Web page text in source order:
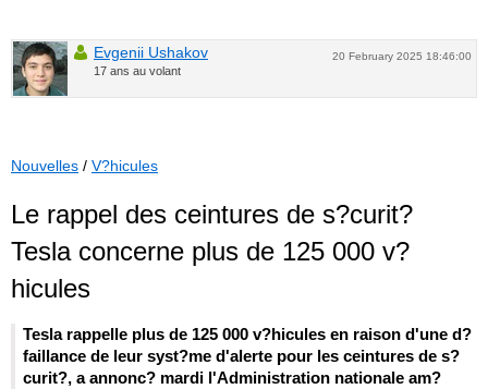
20 February 2025 18:46:00
Evgenii Ushakov
17 ans au volant
Nouvelles / V?hicules
Le rappel des ceintures de s?curit?
Tesla concerne plus de 125 000 v?
hicules
Tesla rappelle plus de 125 000 v?hicules en raison d'une d?
faillance de leur syst?me d'alerte pour les ceintures de s?
curit?, a annonc? mardi l'Administration nationale am?